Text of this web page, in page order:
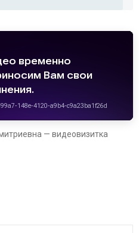
— видеовизитка